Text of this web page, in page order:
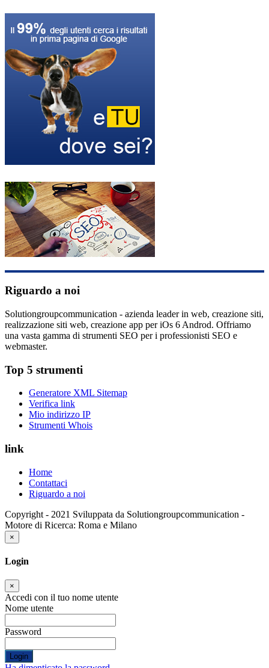
Riguardo a noi
Solutiongroupcommunication - azienda leader in web, creazione siti,
realizzazione siti web, creazione app per iOs 6 Androd. Offriamo
una vasta gamma di strumenti SEO per i professionisti SEO e
webmaster.
Top 5 strumenti
Generatore XML Sitemap
Verifica link
Mio indirizzo IP
Strumenti Whois
link
Home
Contattaci
Riguardo a noi
Copyright - 2021 Sviluppata da Solutiongroupcommunication -
Motore di Ricerca: Roma e Milano
×
Login
×
Accedi con il tuo nome utente
Nome utente
Password
Login